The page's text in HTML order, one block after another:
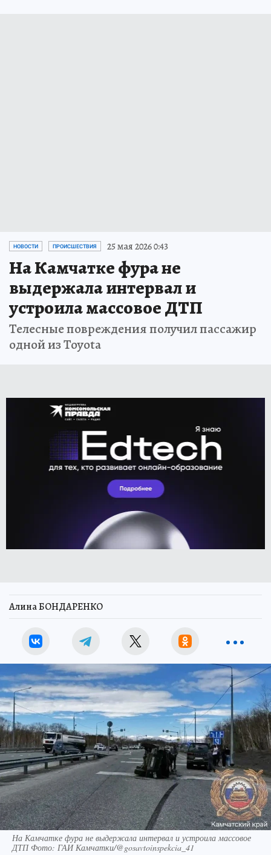
НОВОСТИ ПРОИСШЕСТВИЯ 25 мая 2026 0:43
На Камчатке фура не
выдержала интервал и
устроила массовое ДТП
Телесные повреждения получил пассажир
одной из Toyota
Алина БОНДАРЕНКО
На Камчатке фура не выдержала интервал и устроила массовое
ДТП Фото: ГАИ Камчатки/@gosavtoinspekcia_41